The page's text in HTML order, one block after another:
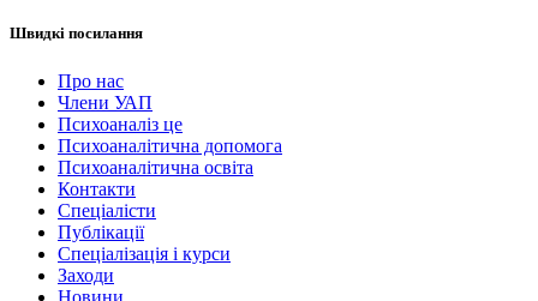
Швидкі посилання
Про нас
Члени УАП
Психоаналіз це
Психоаналітична допомога
Психоаналітична освіта
Контакти
Спеціалісти
Публікації
Cпеціалізація і курси
Заходи
Новини